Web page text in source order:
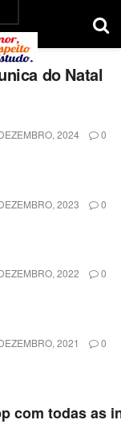
do Natal
2024 0
2023 0
2022 0
2021 0
com todas